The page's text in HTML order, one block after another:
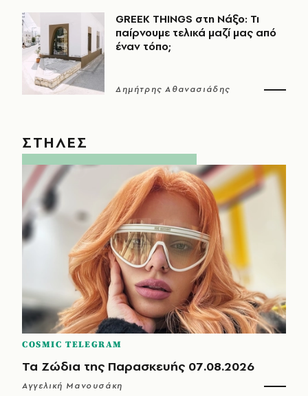
GREEK THINGS στη Νάξο: Τι
παίρνουμε τελικά μαζί μας από
έναν τόπο;
Δημήτρης Αθανασιάδης
ΣΤΗΛΕΣ
COSMIC TELEGRAM
Τα Ζώδια της Παρασκευής 07.08.2026
Αγγελική Μανουσάκη